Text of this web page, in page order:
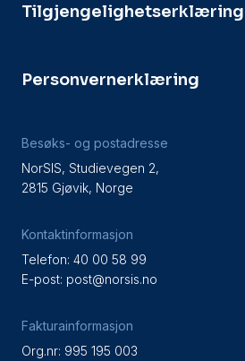
Tilgjengelighetserklæring
Personvernerklæring
Besøks- og postadresse
NorSIS, Studievegen 2,
2815 Gjøvik, Norge
Kontaktinformasjon
Telefon: 40 00 58 99
E-post: post@norsis.no
Fakturainformasjon
Org.nr: 995 195 003